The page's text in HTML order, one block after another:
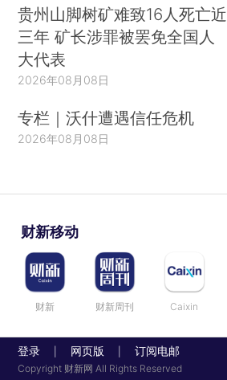
贵州山脚树矿难致16人死亡近
三年 矿长涉罪被罢免全国人
大代表
2026年08月08日
专栏｜沃什遭遇信任危机
2026年08月08日
财新移动
财新 财新周刊 Caixin
登录 网页版 订阅电邮
Copyright 财新网 All Rights Reserved